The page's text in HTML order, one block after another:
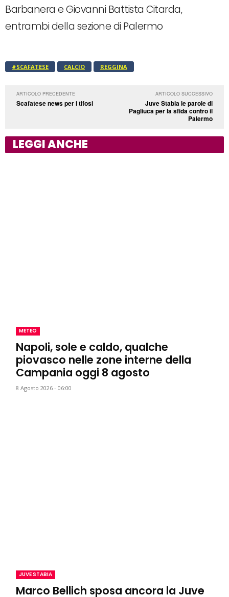
Barbanera e Giovanni Battista Citarda,
entrambi della sezione di Palermo
#SCAFATESE CALCIO REGGINA
ARTICOLO PRECEDENTE
Scafatese news per i tifosi
ARTICOLO SUCCESSIVO
Juve Stabia le parole di
Pagliuca per la sfida contro il
Palermo
LEGGI ANCHE
METEO
Napoli, sole e caldo, qualche
piovasco nelle zone interne della
Campania oggi 8 agosto
8 Agosto 2026 - 06:00
JUVE STABIA
Marco Bellich sposa ancora la Juve